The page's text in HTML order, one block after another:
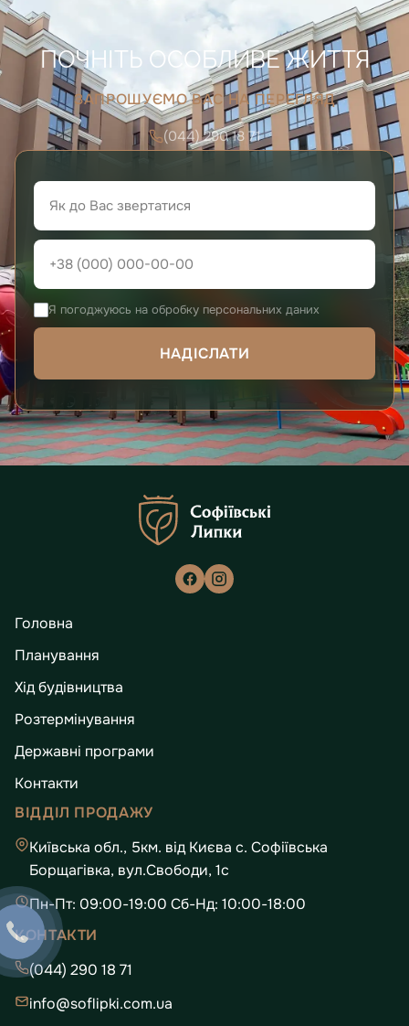
ПОЧНІТЬ ОСОБЛИВЕ ЖИТТЯ
ЗАПРОШУЄМО ВАС НА ПЕРЕГЛЯД
(044) 290 18 71
Я погоджуюсь на обробку персональних даних
НАДІСЛАТИ
Головна
Планування
Хід будівництва
Розтермінування
Державні програми
Контакти
ВІДДІЛ ПРОДАЖУ
Київська обл., 5км. від Києва с. Софіївська
Борщагівка, вул.Свободи, 1с
Пн-Пт: 09:00-19:00 Сб-Нд: 10:00-18:00
КОНТАКТИ
(044) 290 18 71
info@soflipki.com.ua